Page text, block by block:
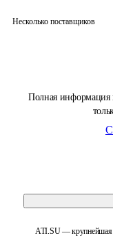
Полная информация
ATI.SU — крупнейшая
Несколько поставщиков